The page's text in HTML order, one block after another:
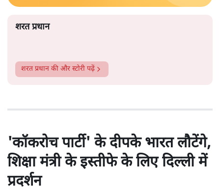
शरत प्रधान
शरत प्रधान की और स्टोरी पढ़ें
'कॉकरोच पार्टी' के दीपके भारत लौटेंगे,
शिक्षा मंत्री के इस्तीफे के लिए दिल्ली में
प्रदर्शन